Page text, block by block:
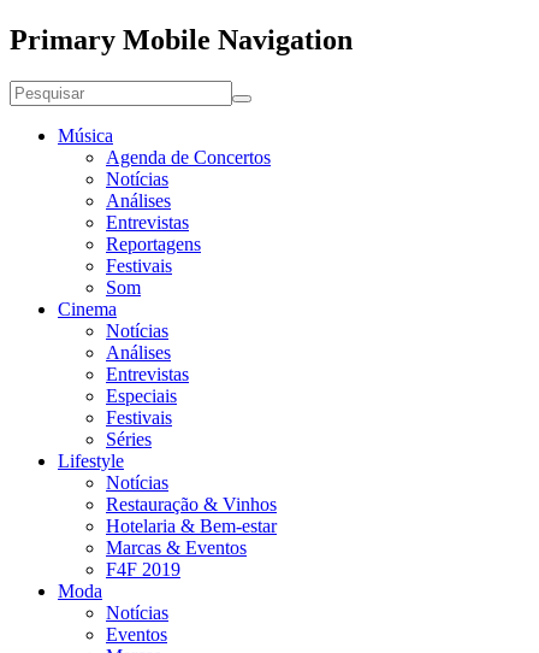
Primary Mobile Navigation
Música
Agenda de Concertos
Notícias
Análises
Entrevistas
Reportagens
Festivais
Som
Cinema
Notícias
Análises
Entrevistas
Especiais
Festivais
Séries
Lifestyle
Notícias
Restauração & Vinhos
Hotelaria & Bem-estar
Marcas & Eventos
F4F 2019
Moda
Notícias
Eventos